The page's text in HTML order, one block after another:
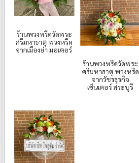
ร้านพวงหรีดวัดพระ
ศรีมหาธาตุ พวงหรีด
จากเมืองย่า มอเตอร์
ร้านพวงหรีดวัดพระ
ศรีมหาธาตุ พวงหรีด
จากวัชรธุรกิจ
เซ็นเตอร์ สระบุรี